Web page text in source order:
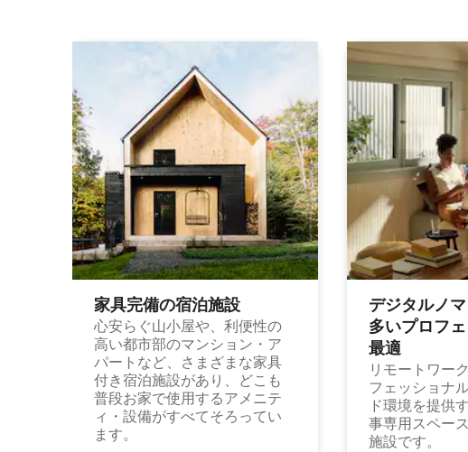
家具完備の宿⁠泊⁠施⁠設
心安らぐ山小屋や、利便性の
高い都市部のマンション・ア
パートなど、さまざまな家具
付き宿泊施設があり、どこも
普段お家で使用するアメニテ
ィ・設備がすべてそろってい
ます。
デジタルノ
多⁠いプ⁠ロ⁠フ⁠
最⁠適
リモートワー
フェッショナ
ド環境を提供
事専用スペー
施設です。